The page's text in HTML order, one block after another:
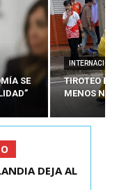
SE
TIROTEO
MENOS
ES HACER
DEJA AL